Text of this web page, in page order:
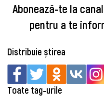
Abonează-te la
pentru a te
Distribuie știrea
Toate tag-urile